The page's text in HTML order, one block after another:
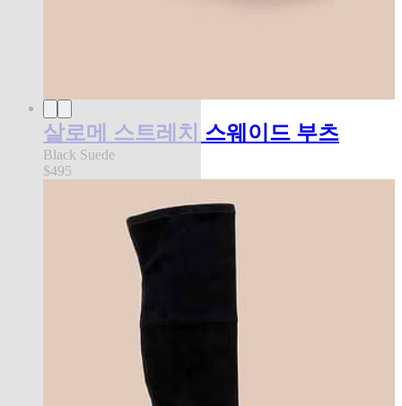
살로메 스트레치 스웨이드 부츠
Black Suede
$495